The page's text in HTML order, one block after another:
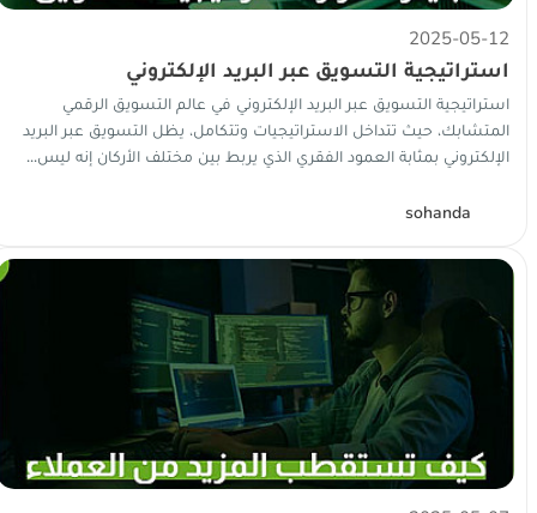
2025-05-12
استراتيجية التسويق عبر البريد الإلكتروني
⁠استراتيجية التسويق عبر البريد الإلكتروني في عالم التسويق الرقمي
المتشابك، حيث تتداخل الاستراتيجيات وتتكامل، يظل التسويق عبر البريد
الإلكتروني بمثابة العمود الفقري الذي يربط بين مختلف الأركان إنه ليس...
sohanda